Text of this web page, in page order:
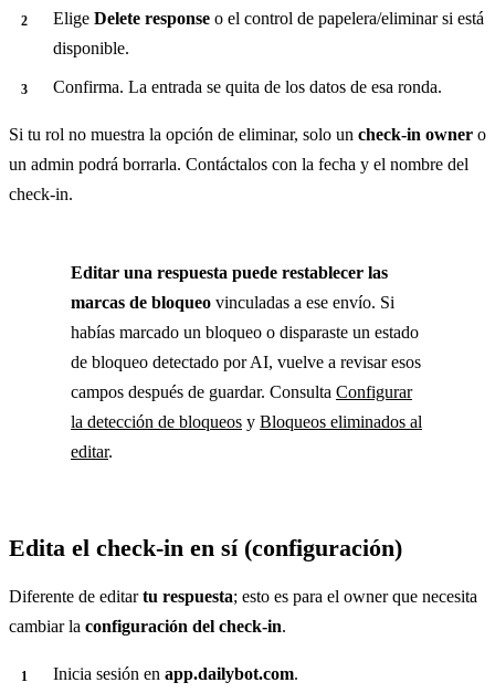
Elige Delete response o el control de papelera/eliminar si está
disponible.
Confirma. La entrada se quita de los datos de esa ronda.
Si tu rol no muestra la opción de eliminar, solo un check-in owner o
un admin podrá borrarla. Contáctalos con la fecha y el nombre del
check-in.
Editar una respuesta puede restablecer las
marcas de bloqueo vinculadas a ese envío. Si
habías marcado un bloqueo o disparaste un estado
de bloqueo detectado por AI, vuelve a revisar esos
campos después de guardar. Consulta Configurar
la detección de bloqueos y Bloqueos eliminados al
editar.
Edita el check-in en sí (configuración)
Diferente de editartu respuesta; esto es para el owner que necesita
cambiar la configuración del check-in.
Inicia sesión en app.dailybot.com.